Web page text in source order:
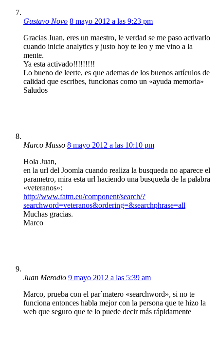
Gustavo Novo 8 mayo 2012 a las 9:23 pm
Gracias Juan, eres un maestro, le verdad se me paso activarlo
cuando inicie analytics y justo hoy te leo y me vino a la
mente.
Ya esta activado!!!!!!!!!
Lo bueno de leerte, es que ademas de los buenos artículos de
calidad que escribes, funcionas como un «ayuda memoria»
Saludos
Marco Musso 8 mayo 2012 a las 10:10 pm
Hola Juan,
en la url del Joomla cuando realiza la busqueda no aparece el
parametro, mira esta url haciendo una busqueda de la palabra
«veteranos»:
http://www.fatm.eu/component/search/?
searchword=veteranos&ordering=&searchphrase=all
Muchas gracias.
Marco
Juan Merodio 9 mayo 2012 a las 5:39 am
Marco, prueba con el par´matero «searchword», si no te
funciona entonces habla mejor con la persona que te hizo la
web que seguro que te lo puede decir más rápidamente